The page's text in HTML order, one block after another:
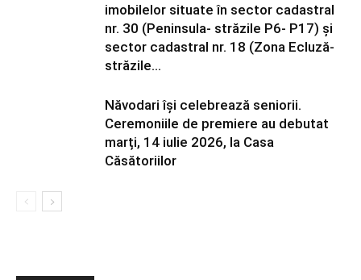
imobilelor situate în sector cadastral
nr. 30 (Peninsula- străzile P6- P17) și
sector cadastral nr. 18 (Zona Ecluză-
străzile...
Năvodari își celebrează seniorii.
Ceremoniile de premiere au debutat
marți, 14 iulie 2026, la Casa
Căsătoriilor